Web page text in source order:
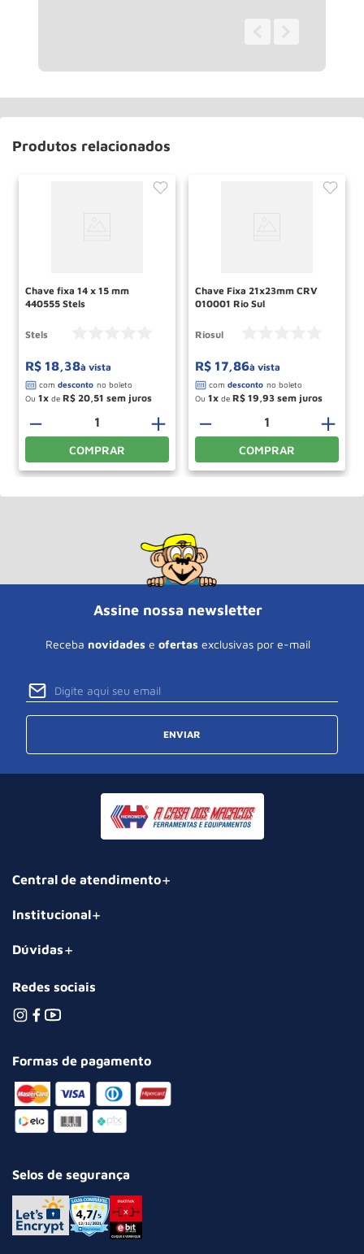
Produtos relacionados
Chave fixa 14 x 15 mm
440555 Stels
Stels
R$ 18,38à vista
Ou 1 de R$ 20 51
＋
－
COMPRAR
Chave Fixa 21x23mm CRV
010001 Rio Sul
Riosul
R$ 17,86à vista
Ou 1 de R$ 19 93
＋
－
COMPRAR
Assine nossa newsletter
Receba novidades e ofertas exclusivas por e-mail
ENVIAR
Central de atendimento
Institucional
Dúvidas
Redes sociais
Formas de pagamento
Selos de segurança